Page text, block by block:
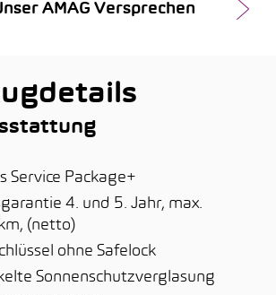
AMAG Versprechen
Service Package+
4. und 5. Jahr, max.
(netto)
ohne Safelock
Sonnenschutzverglasung